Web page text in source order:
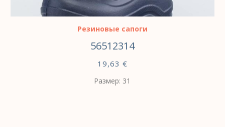
ВЫБЕРИТЕ ПАРАМЕТРЫ
Резиновые сапоги
56512314
19,63 €
Размер: 31